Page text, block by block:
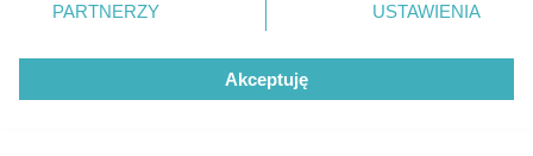
znajdujący się w lewym dolnym rogu strony
rodzaje przetwarzania danych nie wymagają zgody
użytkownika, ale masz prawo sprzeciwić się takiemu
przetwarzaniu. Preferencje będą miały zastosowanie tylko
PARTNERZY USTAWIENIA
Akceptuję